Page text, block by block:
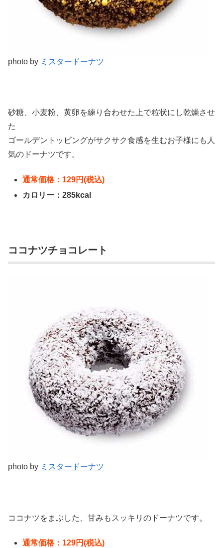
photo by ミスタードーナツ
砂糖、小麦粉、黄卵を練り合わせた上で粒状にし乾燥させ
た
ゴールデントッピングがサクサク食感を生むお子様にも人
気のドーナツです。
通常価格：129円(税込)
カロリー：285kcal
ココナツチョコレート
photo by ミスタードーナツ
ココナツをまぶした、甘みもスッキリのドーナツです。
通常価格：129円(税込)